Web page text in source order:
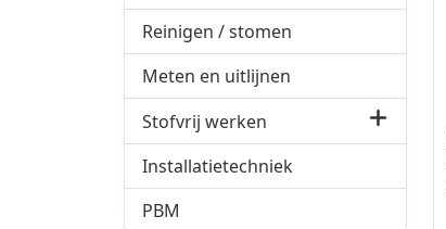
Reinigen / stomen
Meten en uitlijnen
Stofvrij werken
Installatietechniek
PBM